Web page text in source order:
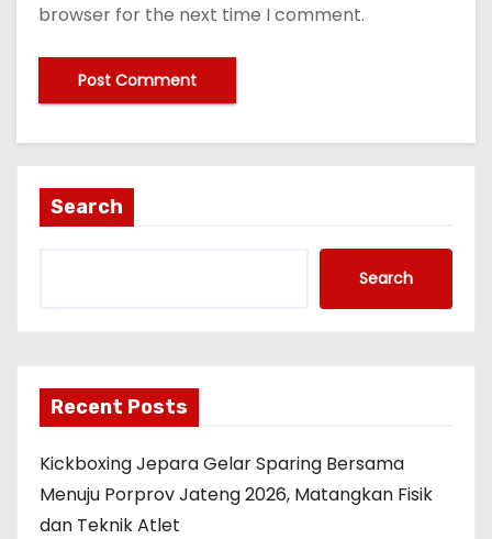
browser for the next time I comment.
Search
Search
Recent Posts
Kickboxing Jepara Gelar Sparing Bersama
Menuju Porprov Jateng 2026, Matangkan Fisik
dan Teknik Atlet